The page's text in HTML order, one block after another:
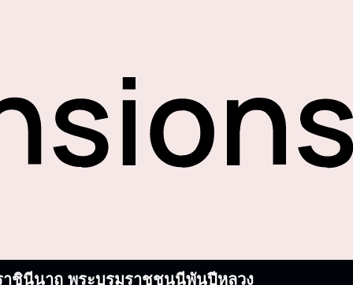
าชินีนาถ พระบรมราชชนนีพันปีหลวง